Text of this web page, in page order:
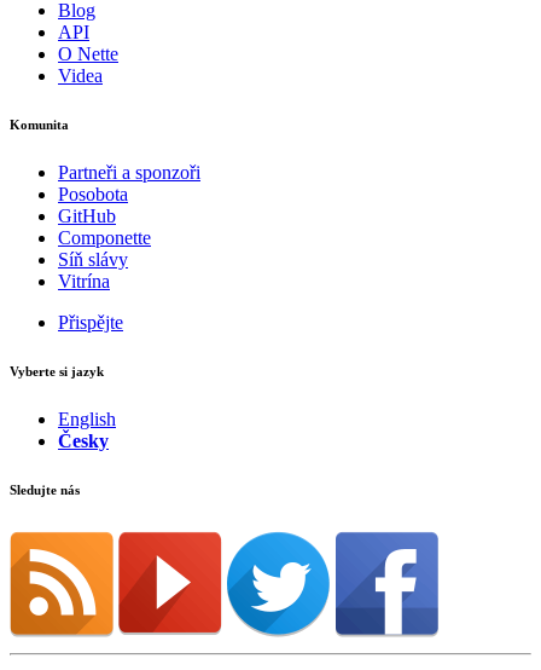
Našli jste na této stránce problém?
Ukaž na GitHubu
(poté stiskni E pro editaci)
Blog
API
O Nette
Videa
Komunita
Partneři a sponzoři
Posobota
GitHub
Componette
Síň slávy
Vitrína
Přispějte
Vyberte si jazyk
English
Česky
Sledujte nás